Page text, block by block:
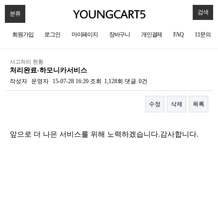
분류 검색
회원가입 로그인 마이페이지 장바구니 개인결제 FAQ 1:1문의
사고처리 현황
처리완료-하모니카서비스
작성자 운영자 15-07-28 16:20 조회 1,128회 댓글 0건
수정 삭제 목록
앞으로 더 나은 서비스를 위해 노력하겠습니다.감사합니다.